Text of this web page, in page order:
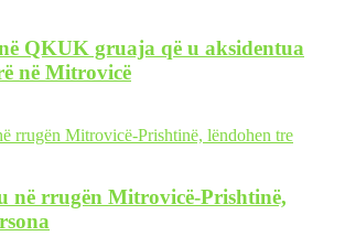
QKUK gruaja që u aksidentua
në Mitrovicë
në rrugën Mitrovicë-Prishtinë,